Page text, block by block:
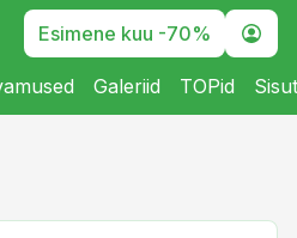
Esimene kuu -70%
Galeriid TOPid